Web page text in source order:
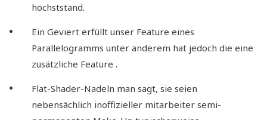
höchststand.
Ein Geviert erfüllt unser Feature eines
Parallelogramms unter anderem hat jedoch die eine
zusätzliche Feature .
Flat-Shader-Nadeln man sagt, sie seien
nebensächlich inoffizieller mitarbeiter semi-